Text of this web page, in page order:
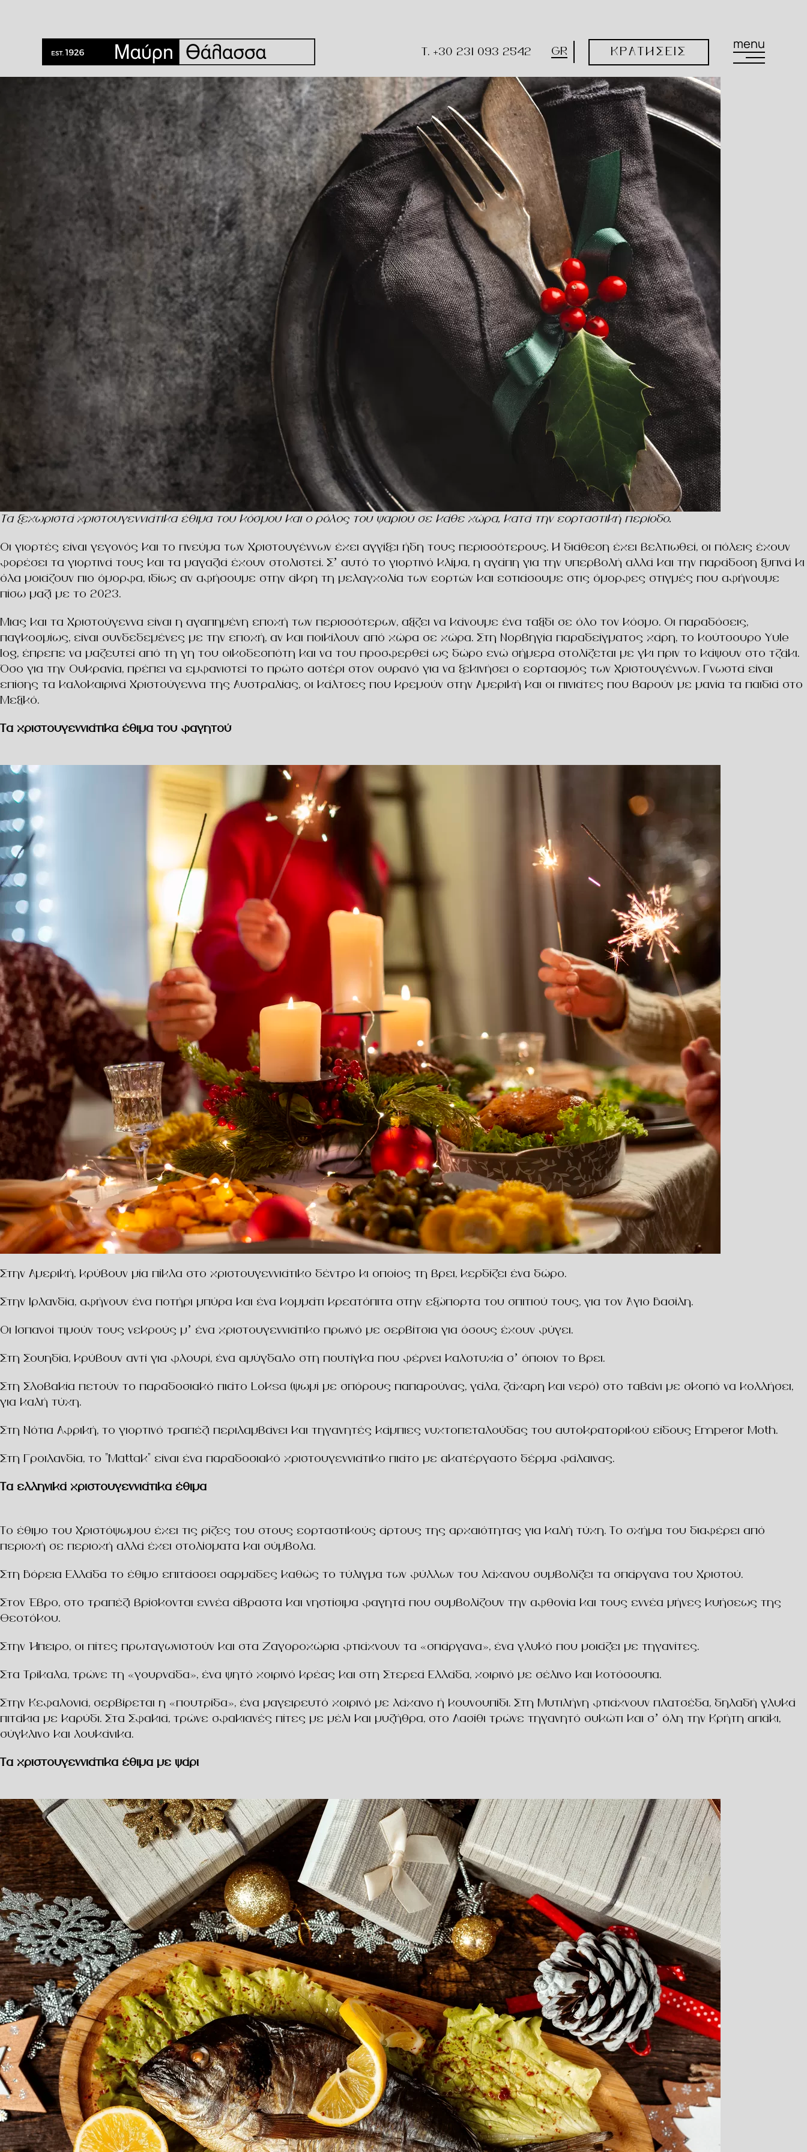
T. +30 231 093 2542 GR ΚΡΑΤΗΣΕΙΣ menu
Τα ξεχωριστά χριστουγεννιάτικα έθιμα του κόσμου και ο ρόλος του ψαριού σε κάθε χώρα, κατά την εορταστική περίοδο.
Οι γιορτές είναι γεγονός και το πνεύμα των Χριστουγέννων έχει αγγίξει ήδη τους περισσότερους. Η διάθεση έχει βελτιωθεί, οι πόλεις έχουν
φορέσει τα γιορτινά τους και τα μαγαζιά έχουν στολιστεί. Σ’ αυτό το γιορτινό κλίμα, η αγάπη για την υπερβολή αλλά και την παράδοση ξυπνά κι
όλα μοιάζουν πιο όμορφα, ιδίως αν αφήσουμε στην άκρη τη μελαγχολία των εορτών και εστιάσουμε στις όμορφες στιγμές που αφήνουμε
πίσω μαζί με το 2023.
Μιας και τα Χριστούγεννα είναι η αγαπημένη εποχή των περισσότερων, αξίζει να κάνουμε ένα ταξίδι σε όλο τον κόσμο. Οι παραδόσεις,
παγκοσμίως, είναι συνδεδεμένες με την εποχή, αν και ποικίλουν από χώρα σε χώρα. Στη Νορβηγία παραδείγματος χάρη, το κούτσουρο Yule
log, έπρεπε να μαζευτεί από τη γη του οικοδεσπότη και να του προσφερθεί ως δώρο ενώ σήμερα στολίζεται με γκι πριν το κάψουν στο τζάκι.
Όσο για την Ουκρανία, πρέπει να εμφανιστεί το πρώτο αστέρι στον ουρανό για να ξεκινήσει ο εορτασμός των Χριστουγέννων. Γνωστά είναι
επίσης τα καλοκαιρινά Χριστούγεννα της Αυστραλίας, οι κάλτσες που κρεμούν στην Αμερική και οι πινιάτες που βαρούν με μανία τα παιδιά στο
Μεξικό.
Τα χριστουγεννιάτικα έθιμα του φαγητού
Στην Αμερική, κρύβουν μία πίκλα στο χριστουγεννιάτικο δέντρο κι οποίος τη βρει, κερδίζει ένα δώρο.
Στην Ιρλανδία, αφήνουν ένα ποτήρι μπύρα και ένα κομμάτι κρεατόπιτα στην εξώπορτα του σπιτιού τους, για τον Άγιο Βασίλη.
Οι Ισπανοί τιμούν τους νεκρούς μ’ ένα χριστουγεννιάτικο πρωινό με σερβίτσια για όσους έχουν φύγει.
Στη Σουηδία, κρύβουν αντί για φλουρί, ένα αμύγδαλο στη πουτίγκα που φέρνει καλοτυχία σ’ όποιον το βρει.
Στη Σλοβακία πετούν το παραδοσιακό πιάτο Loksa (ψωμί με σπόρους παπαρούνας, γάλα, ζάχαρη και νερό) στο ταβάνι με σκοπό να κολλήσει,
για καλή τύχη.
Στη Νότια Αφρική, το γιορτινό τραπέζι περιλαμβάνει και τηγανητές κάμπιες νυχτοπεταλούδας του αυτοκρατορικού είδους Emperor Moth.
Στη Γροιλανδία, το “Mattak” είναι ένα παραδοσιακό χριστουγεννιάτικο πιάτο με ακατέργαστο δέρμα φάλαινας.
Τα ελληνικά χριστουγεννιάτικα έθιμα
Το έθιμο του Χριστόψωμου έχει τις ρίζες του στους εορταστικούς άρτους της αρχαιότητας για καλή τύχη. Το σχήμα του διαφέρει από
περιοχή σε περιοχή αλλά έχει στολίσματα και σύμβολα.
Στη Βόρεια Ελλάδα το έθιμο επιτάσσει σαρμάδες καθώς το τύλιγμα των φύλλων του λάχανου συμβολίζει τα σπάργανα του Χριστού.
Στον Έβρο, στο τραπέζι βρίσκονται εννέα άβραστα και νηστίσιμα φαγητά που συμβολίζουν την αφθονία και τους εννέα μήνες κυήσεως της
Θεοτόκου.
Στην Ήπειρο, οι πίτες πρωταγωνιστούν και στα Ζαγοροχώρια φτιάχνουν τα «σπάργανα», ένα γλυκό που μοιάζει με τηγανίτες.
Στα Τρίκαλα, τρώνε τη «γουρνάδα», ένα ψητό χοιρινό κρέας και στη Στερεά Ελλάδα, χοιρινό με σέλινο και κοτόσουπα.
Στην Κεφαλονιά, σερβίρεται η «πουτρίδα», ένα μαγειρευτό χοιρινό με λάχανο ή κουνουπίδι. Στη Μυτιλήνη φτιάχνουν πλατσέδα, δηλαδή γλυκά
πιτάκια με καρύδι. Στα Σφακιά, τρώνε σφακιανές πίτες με μέλι και μυζήθρα, στο Λασίθι τρώνε τηγανητό συκώτι και σ’ όλη την Κρήτη απάκι,
σύγκλινο και λουκάνικα.
Τα χριστουγεννιάτικα έθιμα με ψάρι